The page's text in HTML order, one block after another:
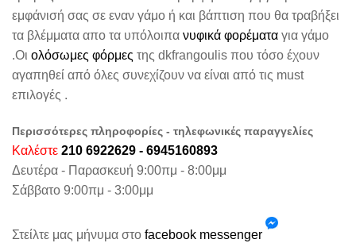
εμφάνισή σας σε εναν γάμο ή και βάπτιση που θα τραβήξει
τα βλέμματα απο τα υπόλοιπα νυφικά φορέματα για γάμο
.Οι ολόσωμες φόρμες της dkfrangoulis που τόσο έχουν
αγαπηθεί από όλες συνεχίζουν να είναι από τις must
επιλογές .
Περισσότερες πληροφορίες - τηλεφωνικές παραγγελίες
Καλέστε 210 6922629 - 6945160893
Δευτέρα - Παρασκευή 9:00πμ - 8:00μμ
Σάββατο 9:00πμ - 3:00μμ
Στείλτε μας μήνυμα στο facebook messenger